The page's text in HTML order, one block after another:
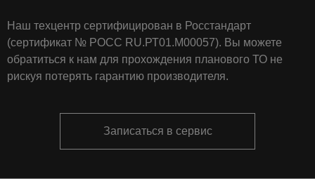
Наш техцентр сертифицирован в Росстандарт
(сертификат № РОСС RU.РТ01.М00057). Вы можете
обратиться к нам для прохождения планового ТО не
рискуя потерять гарантию производителя.
Записаться в сервис